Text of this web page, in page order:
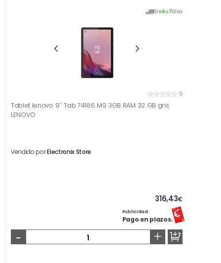
De4a7días
0
Tablet lenovo 9'' Tab 74186 M9 3GB RAM 32 GB gris
LENOVO
Vendido porElectronix Store
316,43€
Publicidad.
Pago en plazos.
- +